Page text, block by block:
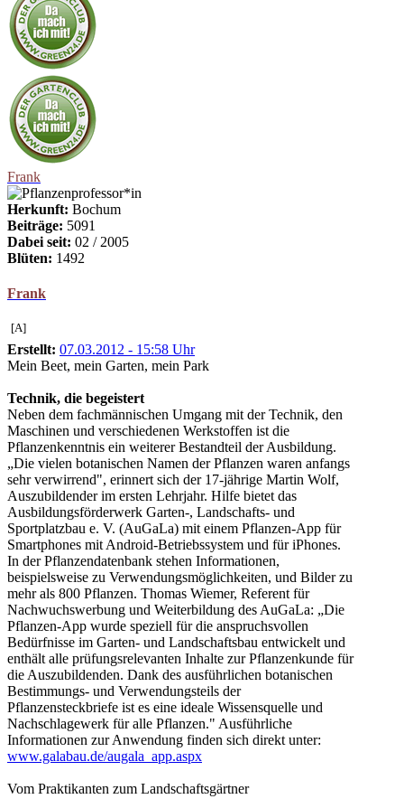
Frank
Herkunft: Bochum
Beiträge: 5091
Dabei seit: 02 / 2005
Blüten: 1492
Frank
[A]
Erstellt: 07.03.2012 - 15:58 Uhr
Mein Beet, mein Garten, mein Park
Technik, die begeistert
Neben dem fachmännischen Umgang mit der Technik, den
Maschinen und verschiedenen Werkstoffen ist die
Pflanzenkenntnis ein weiterer Bestandteil der Ausbildung.
„Die vielen botanischen Namen der Pflanzen waren anfangs
sehr verwirrend", erinnert sich der 17-jährige Martin Wolf,
Auszubildender im ersten Lehrjahr. Hilfe bietet das
Ausbildungsförderwerk Garten-, Landschafts- und
Sportplatzbau e. V. (AuGaLa) mit einem Pflanzen-App für
Smartphones mit Android-Betriebssystem und für iPhones.
In der Pflanzendatenbank stehen Informationen,
beispielsweise zu Verwendungsmöglichkeiten, und Bilder zu
mehr als 800 Pflanzen. Thomas Wiemer, Referent für
Nachwuchswerbung und Weiterbildung des AuGaLa: „Die
Pflanzen-App wurde speziell für die anspruchsvollen
Bedürfnisse im Garten- und Landschaftsbau entwickelt und
enthält alle prüfungsrelevanten Inhalte zur Pflanzenkunde für
die Auszubildenden. Dank des ausführlichen botanischen
Bestimmungs- und Verwendungsteils der
Pflanzensteckbriefe ist es eine ideale Wissensquelle und
Nachschlagewerk für alle Pflanzen." Ausführliche
Informationen zur Anwendung finden sich direkt unter:
www.galabau.de/augala_app.aspx
Vom Praktikanten zum Landschaftsgärtner